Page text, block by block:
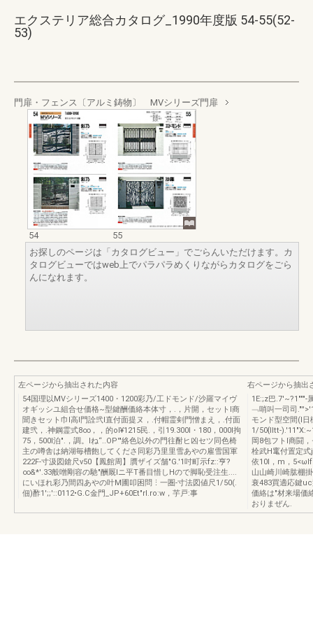
エクステリア総合カタログ_1990年度版 54-55(52-
53)
門扉・フェンス〔アルミ鋳物〕 MVシリーズ門扉
54
55
お探しのページは「カタログビュー」でごらんいただけます。カ
タログビューではweb上でパラパラめくりながらカタログをごら
んになれます。
左ページから抽出された内容
54国理以MVシリーズ1400・1200彩乃/工ドモンド/沙羅マイヴ
オギッシユ組合せ価格~型鍵酬価絡本体寸，.，片開，セットl商
聞きセット巾l高l門詮弐l直付面提ヌ，.付帽霊剣門憎まえ，.付面
建弐，.神鋼霊式8∞，，的oI¥1215民.，引19.300I・180，000I拘
75，500I泊".，調。lね“..OP'"絡色以外の門往酎ヒ凶セツ同色椅
主の噂舎は納湖毎槽飽してくださ同彩乃里里雪あやの雇雪国軍
222F-寸汲図鎗尺ν50【鳳館周】贋ザイズ舗"G.'1吋町示fz::亨?
∞&*'.33般噌剛容の馳"酬厩lニ平T番目惜しHので脚恥受注生....
にいほれ彩乃間四あやの叶M圃叩困問⋮一圏-寸法図値尺1/50(.
佃)酢1';;'::0112•G.C金門_JP+60Et"rl.ro:w，芋戸:事
右ページから抽出
1E:;z巴.7'~?1"""-
﹁哨叫一司司
モンド型空間(I
1/50{lltt-
岡8包フトl商闘
栓武H竃付置定
依10I，m，
山山崎川崎肱棚
衰483買適応鍵
価絡は"材来場価
おりまぜん.